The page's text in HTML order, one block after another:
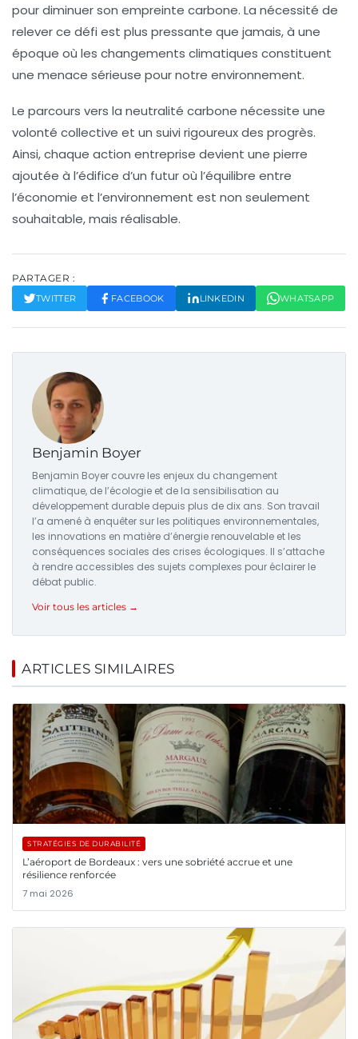
pour diminuer son empreinte carbone. La nécessité de
relever ce défi est plus pressante que jamais, à une
époque où les changements climatiques constituent
une menace sérieuse pour notre environnement.
Le parcours vers la neutralité carbone nécessite une
volonté collective et un suivi rigoureux des progrès.
Ainsi, chaque action entreprise devient une pierre
ajoutée à l’édifice d’un futur où l’équilibre entre
l’économie et l’environnement est non seulement
souhaitable, mais réalisable.
PARTAGER :
TWITTER FACEBOOK LINKEDIN WHATSAPP
Benjamin Boyer
Benjamin Boyer couvre les enjeux du changement
climatique, de l’écologie et de la sensibilisation au
développement durable depuis plus de dix ans. Son travail
l’a amené à enquêter sur les politiques environnementales,
les innovations en matière d’énergie renouvelable et les
conséquences sociales des crises écologiques. Il s’attache
à rendre accessibles des sujets complexes pour éclairer le
débat public.
Voir tous les articles →
ARTICLES SIMILAIRES
STRATÉGIES DE DURABILITÉ
L’aéroport de Bordeaux : vers une sobriété accrue et une
résilience renforcée
7 mai 2026